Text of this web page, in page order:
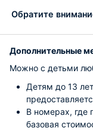
Обратите
Дополнительные
Можно с детьми
Детям до 13
В номерах, где
базовая